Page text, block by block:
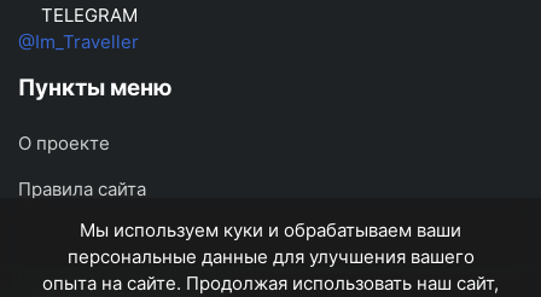
TELEGRAM
@Im_Traveller
Пункты меню
О проекте
Правила сайта
Мы используем куки и обрабатываем ваши
персональные данные для улучшения вашего
опыта на сайте. Продолжая использовать наш сайт,